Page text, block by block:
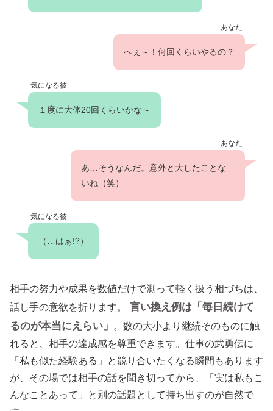
あなた
へぇ～！何回くらいやるの？
気になる彼
１度に大体20回くらいかな～
あなた
あ…そうなんだ。意外と大したことな
いね（笑）
気になる彼
（…はぁ!?）
相手の努力や成果を数値だけで測って軽く扱う相づちは、
話し手の意欲を折ります。
言い換え例は「毎日続けて
るのが本当にえらい」
。数の大小より継続そのものに触
れると、相手の達成感を尊重できます。仕事の武勇伝に
「私も似た経験ある」と競り合いたくなる瞬間もあります
が、その場では相手の話を聞き切ってから、「実は私もこ
んなことあって」と別の話題として持ち出すのが自然で